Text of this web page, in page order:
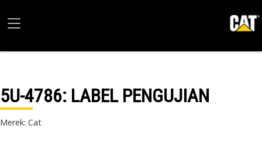
5U-4786: LABEL PENGUJIAN
Merek: Cat